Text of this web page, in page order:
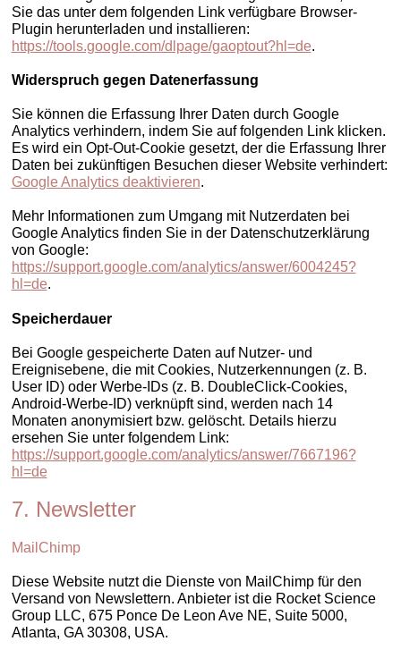
Sie das unter dem folgenden Link verfügbare Browser-
Plugin herunterladen und installieren:
https://tools.google.com/dlpage/gaoptout?hl=de.
Widerspruch gegen Datenerfassung
Sie können die Erfassung Ihrer Daten durch Google
Analytics verhindern, indem Sie auf folgenden Link klicken.
Es wird ein Opt-Out-Cookie gesetzt, der die Erfassung Ihrer
Daten bei zukünftigen Besuchen dieser Website verhindert:
Google Analytics deaktivieren.
Mehr Informationen zum Umgang mit Nutzerdaten bei
Google Analytics finden Sie in der Datenschutzerklärung
von Google:
https://support.google.com/analytics/answer/6004245?
hl=de.
Speicherdauer
Bei Google gespeicherte Daten auf Nutzer- und
Ereignisebene, die mit Cookies, Nutzerkennungen (z. B.
User ID) oder Werbe-IDs (z. B. DoubleClick-Cookies,
Android-Werbe-ID) verknüpft sind, werden nach 14
Monaten anonymisiert bzw. gelöscht. Details hierzu
ersehen Sie unter folgendem Link:
https://support.google.com/analytics/answer/7667196?
hl=de
7. Newsletter
MailChimp
Diese Website nutzt die Dienste von MailChimp für den
Versand von Newslettern. Anbieter ist die Rocket Science
Group LLC, 675 Ponce De Leon Ave NE, Suite 5000,
Atlanta, GA 30308, USA.